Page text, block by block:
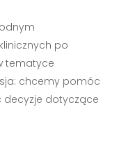
po
tematyce
chcemy pomóc
dotyczące